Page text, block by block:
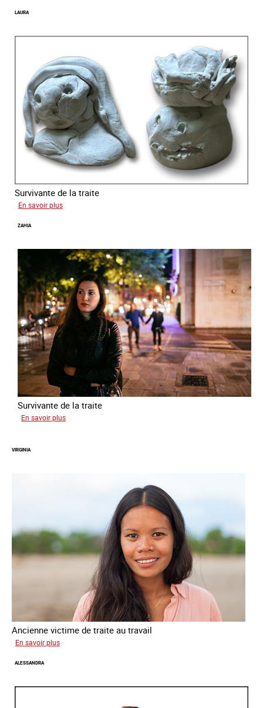
LAURA
Survivante de la traite
En savoir plus
ZAHIA
Survivante de la traite
En savoir plus
VIRGINIA
Ancienne victime de traite au travail
En savoir plus
ALESSANDRA